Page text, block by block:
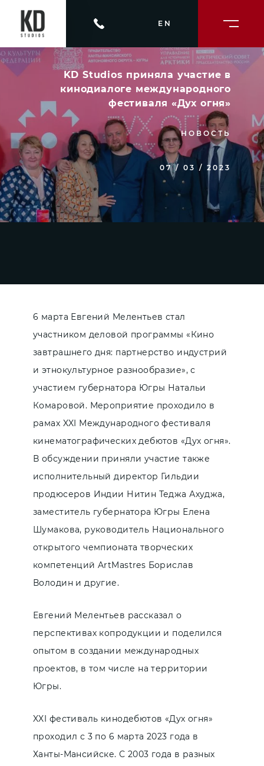
EN
KD Studios приняла участие в
кинодиалоге международного
фестиваля «Дух огня»
НОВОСТЬ
07 / 03 / 2023
6 марта Евгений Мелентьев стал
участником деловой программы «Кино
завтрашнего дня: партнерство индустрий
и этнокультурное разнообразие», с
участием губернатора Югры Натальи
Комаровой. Мероприятие проходило в
рамах XXI Международного фестиваля
кинематографических дебютов «Дух огня».
В обсуждении приняли участие также
исполнительный директор Гильдии
продюсеров Индии Нитин Теджа Ахуджа,
заместитель губернатора Югры Елена
Шумакова, руководитель Национального
открытого чемпионата творческих
компетенций ArtMastres Борислав
Володин и другие.
Евгений Мелентьев рассказал о
перспективах копродукции и поделился
опытом в создании международных
проектов, в том числе на территории
Югры.
XXI фестиваль кинодебютов «Дух огня»
проходил с 3 по 6 марта 2023 года в
Ханты-Мансийске. С 2003 года в разных